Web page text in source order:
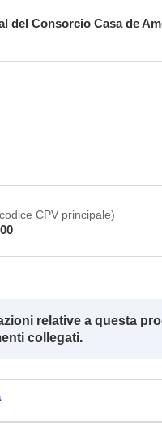
del Consorcio Casa de
CPV principale)
relative a questa
collegati.